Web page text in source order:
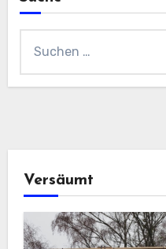
nach:
Versäumt